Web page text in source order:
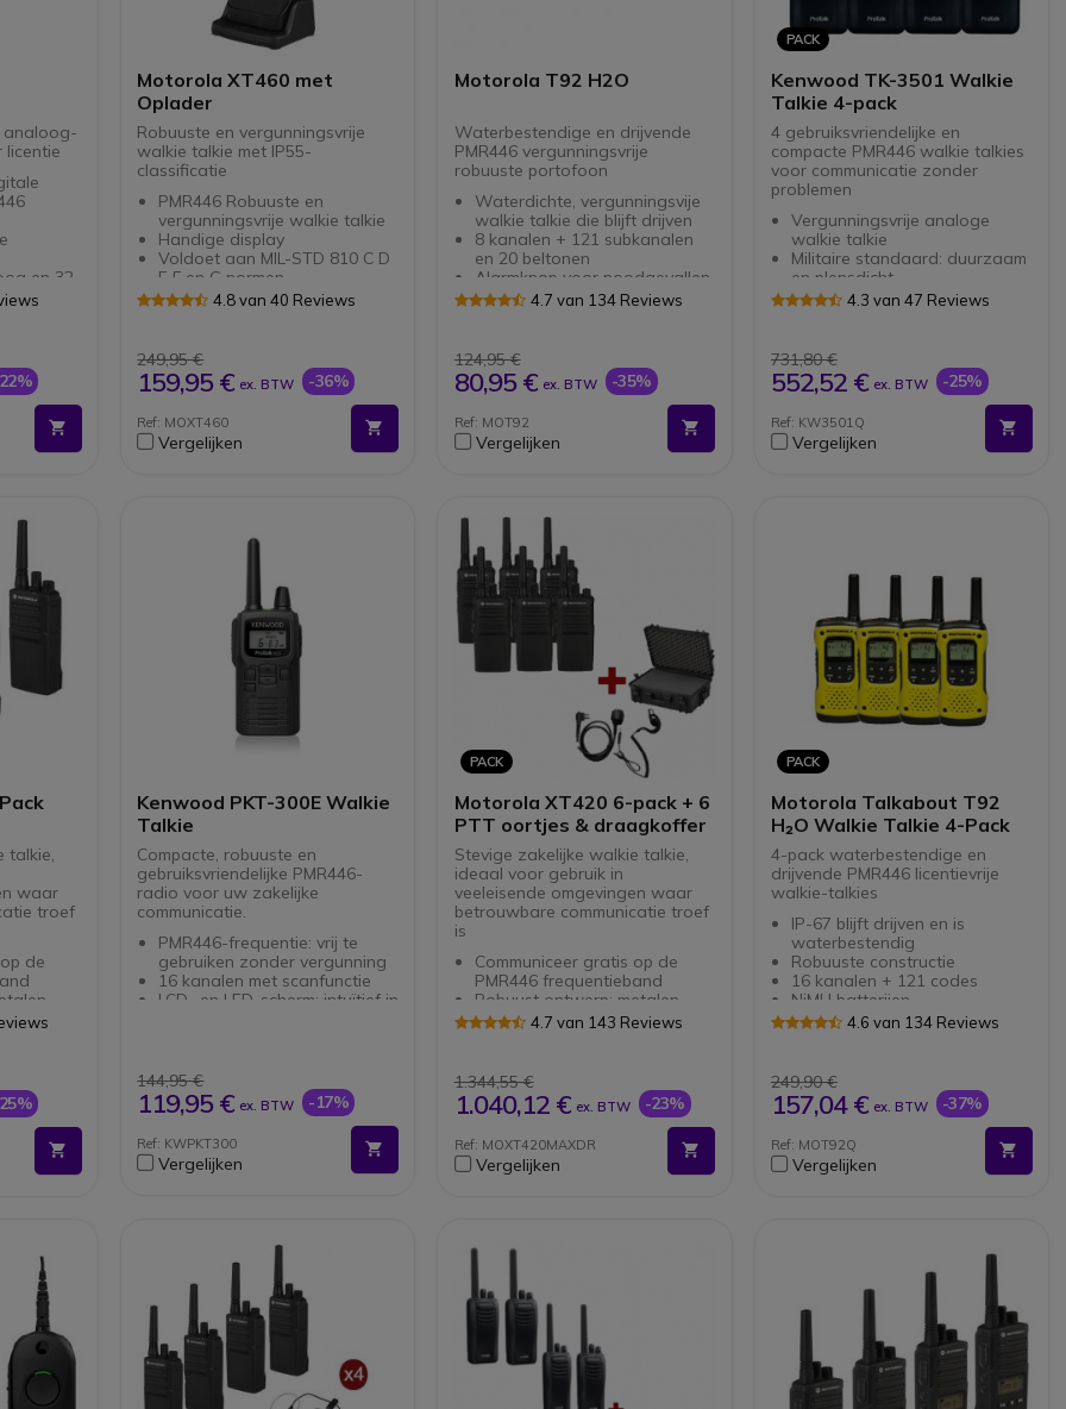
analoog-
en 32
zeer
Motorola XT460 met
Oplader
Robuuste en vergunningsvrije
walkie talkie met IP55-
classificatie
PMR446 Robuuste en
vergunningsvrije walkie talkie
Handige display
Voldoet aan MIL-STD 810 C D
E F en G normen
Stof- en waterdicht (IP55)
meer dan 16.000m² en 9km in
open vlakte
16 voorgeprogrammeerde
VOX/iVOX functie voor
handsfree gebruik
4.8 van 40 Reviews
249,95 €
159,95 € ex. BTW -36%
Ref: MOXT460
Vergelijken
Motorola T92 H2O
Waterbestendige en drijvende
PMR446 vergunningsvrije
robuuste portofoon
Waterdichte, vergunningsvije
walkie talkie die blijft drijven
8 kanalen + 121 subkanalen
en 20 beltonen
Alarmknop voor noodgevallen,
trilalarm, LED
Tot 10km bereik in de meest
ideale omstandigheden
Komt zonder stekker
4.7 van 134 Reviews
124,95 €
80,95 € ex. BTW -35%
Ref: MOT92
Vergelijken
PACK
Kenwood TK-3501 Walkie
Talkie 4-pack
4 gebruiksvriendelijke en
compacte PMR446 walkie talkies
voor communicatie zonder
problemen
Vergunningsvrije analoge
walkie talkie
Militaire standaard: duurzaam
en plensdicht
Eenvoudig compact design
4.3 van 47 Reviews
731,80 €
552,52 € ex. BTW -25%
Ref: KW3501Q
Vergelijken
talkie,
waar
troef
de
dan
Kenwood PKT-300E Walkie
Talkie
Compacte, robuuste en
gebruiksvriendelijke PMR446-
radio voor uw zakelijke
communicatie.
PMR446-frequentie: vrij te
gebruiken zonder vergunning
16 kanalen met scanfunctie
LCD- en LED-scherm: intuïtief in
geluid, zelfs buitenshuis
Geïntegreerde VOX-
spraakbesturing
Batterijduur: tot 24 uur via de
energiebesparingsmodus
IP52-bestendigheid en
144,95 €
119,95 € ex. BTW -17%
Ref: KWPKT300
Vergelijken
PACK
Motorola XT420 6-pack + 6
PTT oortjes & draagkoffer
Stevige zakelijke walkie talkie,
ideaal voor gebruik in
veeleisende omgevingen waar
betrouwbare communicatie troef
is
Communiceer gratis op de
PMR446 frequentieband
Robuust ontwerp: metalen
behuizing - stof- en
luide omgevingen
Bereik tot 9 km 13
verdiepingen en meer dan
16.000m² in ideale condities
VOX/iVOX-functie - handsfree
Inclusief 6 oorhaak headsets
4.7 van 143 Reviews
1.344,55 €
1.040,12 € ex. BTW -23%
Ref: MOXT420MAXDR
Vergelijken
PACK
Motorola Talkabout T92
H₂O Walkie Talkie 4-Pack
4-pack waterbestendige en
drijvende PMR446 licentievrije
walkie-talkies
IP-67 blijft drijven en is
waterbestendig
Robuuste constructie
16 kanalen + 121 codes
NiMH batterijen
Tot 10km bereik in de meest
4.6 van 134 Reviews
249,90 €
157,04 € ex. BTW -37%
Ref: MOT92Q
Vergelijken